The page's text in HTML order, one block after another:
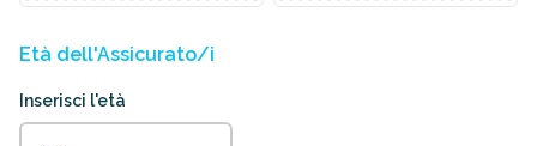
Età dell'Assicurato/i
Inserisci l'età